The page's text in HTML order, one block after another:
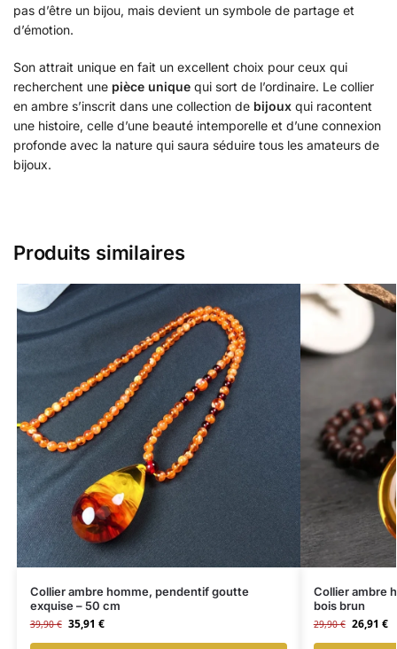
pas d’être un bijou, mais devient un symbole de partage et
d’émotion.
Son attrait unique en fait un excellent choix pour ceux qui
recherchent une pièce unique qui sort de l’ordinaire. Le collier
en ambre s’inscrit dans une collection de bijoux qui racontent
une histoire, celle d’une beauté intemporelle et d’une connexion
profonde avec la nature qui saura séduire tous les amateurs de
bijoux.
Produits similaires
Collier ambre homme, pendentif goutte
exquise – 50 cm
39,90€ 35,91 €
Collier ambre
bois brun
29,90€ 26,91 €